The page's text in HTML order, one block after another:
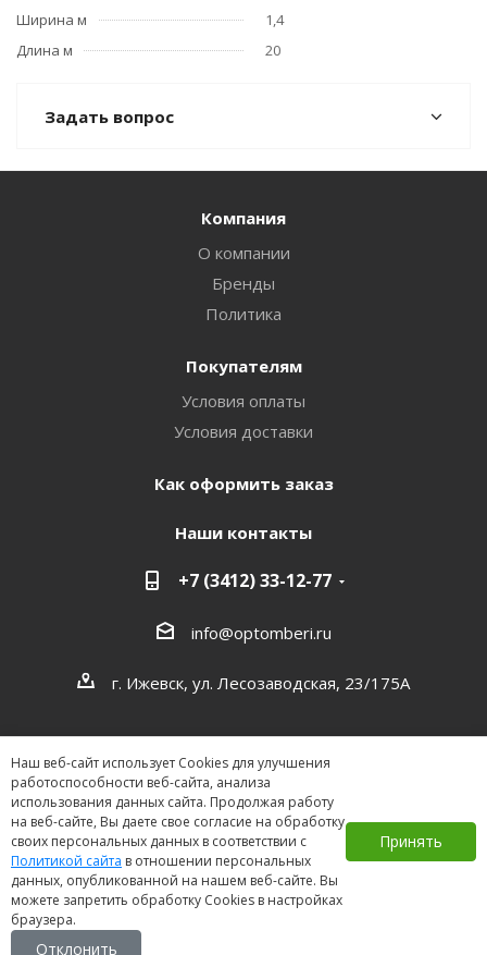
Ширина м
1,4
Длина м
20
Задать вопрос
Наш веб-сайт использует Cookies для улучшения
работоспособности веб-сайта, анализа
использования данных сайта. Продолжая работу
на веб-сайте, Вы даете свое согласие на обработку
своих персональных данных в соответствии с
Политикой сайта в отношении персональных
данных, опубликованной на нашем веб-сайте. Вы
можете запретить обработку Cookies в настройках
браузера.
Принять
Отклонить
Компания
О компании
Бренды
Политика
Покупателям
Условия оплаты
Условия доставки
Как оформить заказ
Наши контакты
+7 (3412) 33-12-77
info@optomberi.ru
г. Ижевск, ул. Лесозаводская, 23/175А
2026 ©